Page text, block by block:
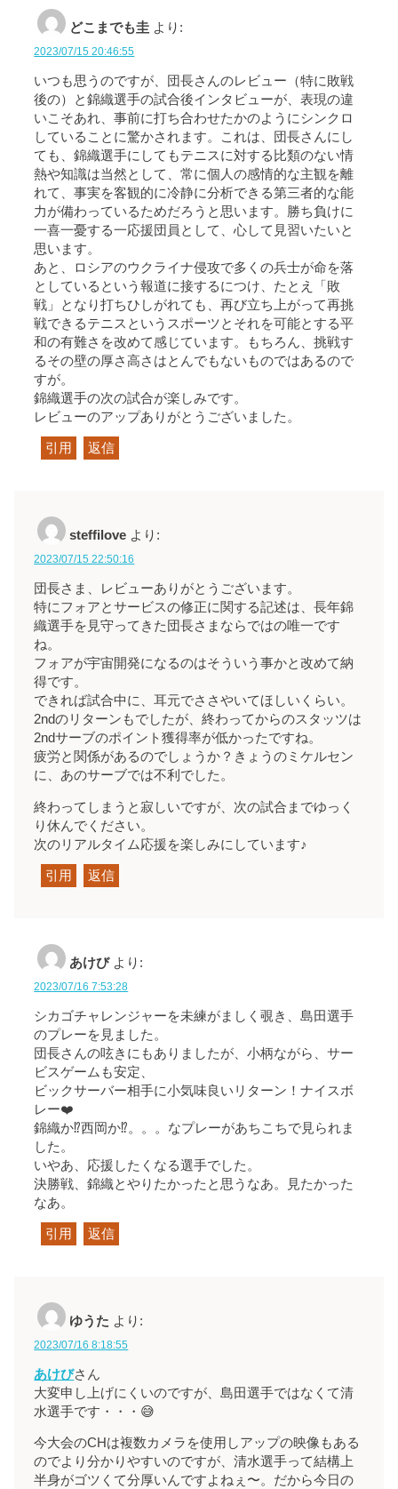
どこまでも圭 より:
2023/07/15 20:46:55
いつも思うのですが、団長さんのレビュー（特に敗戦
後の）と錦織選手の試合後インタビューが、表現の違
いこそあれ、事前に打ち合わせたかのようにシンクロ
していることに驚かされます。これは、団長さんにし
ても、錦織選手にしてもテニスに対する比類のない情
熱や知識は当然として、常に個人の感情的な主観を離
れて、事実を客観的に冷静に分析できる第三者的な能
力が備わっているためだろうと思います。勝ち負けに
一喜一憂する一応援団員として、心して見習いたいと
思います。
あと、ロシアのウクライナ侵攻で多くの兵士が命を落
としているという報道に接するにつけ、たとえ「敗
戦」となり打ちひしがれても、再び立ち上がって再挑
戦できるテニスというスポーツとそれを可能とする平
和の有難さを改めて感じています。もちろん、挑戦す
るその壁の厚さ高さはとんでもないものではあるので
すが。
錦織選手の次の試合が楽しみです。
レビューのアップありがとうございました。
引用 返信
steffilove より:
2023/07/15 22:50:16
団長さま、レビューありがとうございます。
特にフォアとサービスの修正に関する記述は、長年錦
織選手を見守ってきた団長さまならではの唯一です
ね。
フォアが宇宙開発になるのはそういう事かと改めて納
得です。
できれば試合中に、耳元でささやいてほしいくらい。
2ndのリターンもでしたが、終わってからのスタッツは
2ndサーブのポイント獲得率が低かったですね。
疲労と関係があるのでしょうか？きょうのミケルセン
に、あのサーブでは不利でした。
終わってしまうと寂しいですが、次の試合までゆっく
り休んでください。
次のリアルタイム応援を楽しみにしています♪
引用 返信
あけび より:
2023/07/16 7:53:28
シカゴチャレンジャーを未練がましく覗き、島田選手
のプレーを見ました。
団長さんの呟きにもありましたが、小柄ながら、サー
ビスゲームも安定、
ビックサーバー相手に小気味良いリターン！ナイスボ
レー❤️
錦織か⁉️西岡か⁉️。。。なプレーがあちこちで見られま
した。
いやあ、応援したくなる選手でした。
決勝戦、錦織とやりたかったと思うなあ。見たかった
なあ。
引用 返信
ゆうた より:
2023/07/16 8:18:55
あけびさん
大変申し上げにくいのですが、島田選手ではなくて清
水選手です・・・😅
今大会のCHは複数カメラを使用しアップの映像もある
のでより分かりやすいのですが、清水選手って結構上
半身がゴツくて分厚いんですよねぇ〜。だから今日の